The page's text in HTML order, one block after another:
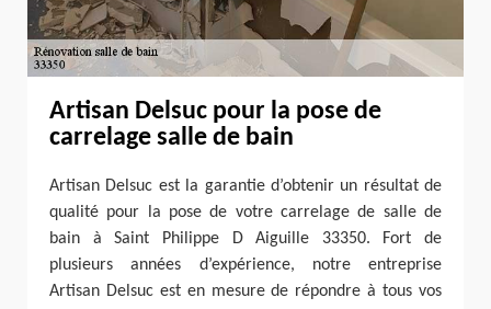
Artisan Delsuc pour la pose de
carrelage salle de bain
Artisan Delsuc est la garantie d’obtenir un résultat de
qualité pour la pose de votre carrelage de salle de
bain à Saint Philippe D Aiguille 33350. Fort de
plusieurs années d’expérience, notre entreprise
Artisan Delsuc est en mesure de répondre à tous vos